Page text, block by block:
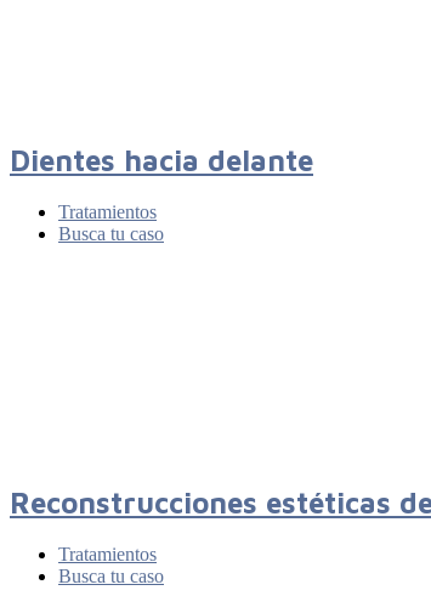
Dientes hacia delante
Tratamientos
Busca tu caso
Reconstrucciones estéticas
Tratamientos
Busca tu caso